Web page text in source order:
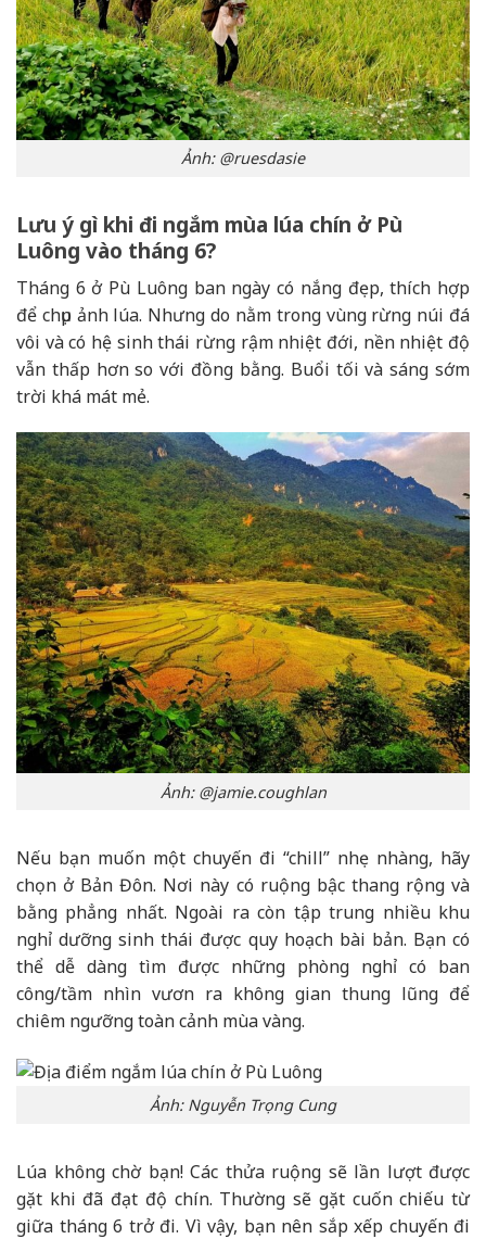
Ảnh: @ruesdasie
Lưu ý gì khi đi ngắm mùa lúa chín ở Pù
Luông vào tháng 6?
Tháng 6 ở Pù Luông ban ngày có nắng đẹp, thích hợp
để chụp ảnh lúa. Nhưng do nằm trong vùng rừng núi đá
vôi và có hệ sinh thái rừng rậm nhiệt đới, nền nhiệt độ
vẫn thấp hơn so với đồng bằng. Buổi tối và sáng sớm
trời khá mát mẻ.
Ảnh: @jamie.coughlan
Nếu bạn muốn một chuyến đi “chill” nhẹ nhàng, hãy
chọn ở Bản Đôn. Nơi này có ruộng bậc thang rộng và
bằng phẳng nhất. Ngoài ra còn tập trung nhiều khu
nghỉ dưỡng sinh thái được quy hoạch bài bản. Bạn có
thể dễ dàng tìm được những phòng nghỉ có ban
công/tầm nhìn vươn ra không gian thung lũng để
chiêm ngưỡng toàn cảnh mùa vàng.
Ảnh: Nguyễn Trọng Cung
Lúa không chờ bạn! Các thửa ruộng sẽ lần lượt được
gặt khi đã đạt độ chín. Thường sẽ gặt cuốn chiếu từ
giữa tháng 6 trở đi. Vì vậy, bạn nên sắp xếp chuyến đi